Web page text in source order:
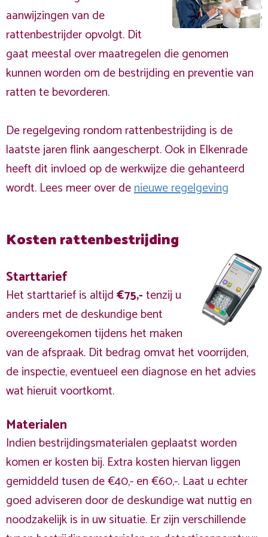
aanwijzingen van de
rattenbestrijder opvolgt. Dit
gaat meestal over maatregelen die genomen
kunnen worden om de bestrijding en preventie van
ratten te bevorderen.
De regelgeving rondom rattenbestrijding is de
laatste jaren flink aangescherpt. Ook in Elkenrade
heeft dit invloed op de werkwijze die gehanteerd
wordt. Lees meer over denieuwe regelgeving
Kosten rattenbestrijding
Starttarief
Het starttarief is altijd€75,-tenzij u
anders met de deskundige bent
overeengekomen tijdens het maken
van de afspraak. Dit bedrag omvat het voorrijden,
de inspectie, eventueel een diagnose en het advies
wat hieruit voortkomt.
Materialen
Indien bestrijdingsmaterialen geplaatst worden
komen er kosten bij. Extra kosten hiervan liggen
gemiddeld tusen de €40,- en €60,-. Laat u echter
goed adviseren door de deskundige wat nuttig en
noodzakelijk is in uw situatie. Er zijn verschillende